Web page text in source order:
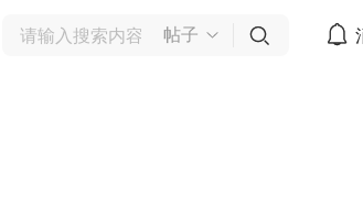
帖子 